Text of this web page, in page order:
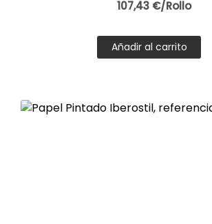
107,43 €/Rollo
Añadir al carrito